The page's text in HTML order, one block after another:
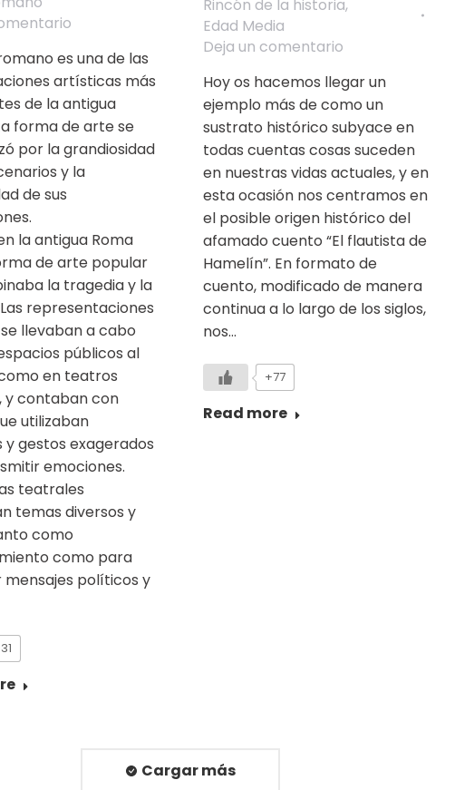
es una de las
artísticas más
de la antigua
forma de arte se
por la grandiosidad
y la
de sus
la antigua Roma
de arte popular
la tragedia y la
representaciones
llevaban a cabo
públicos al
en teatros
y contaban con
utilizaban
y gestos exagerados
emociones.
teatrales
temas diversos y
como
como para
políticos y
Rincón de la historia,
Edad Media
Deja un comentario
Hoy os hacemos llegar un
ejemplo más de como un
sustrato histórico subyace en
todas cuentas cosas suceden
en nuestras vidas actuales, y en
esta ocasión nos centramos en
el posible origen histórico del
afamado cuento “El flautista de
Hamelín”. En formato de
cuento, modificado de manera
continua a lo largo de los siglos,
nos…
+77
Read more
Cargar más